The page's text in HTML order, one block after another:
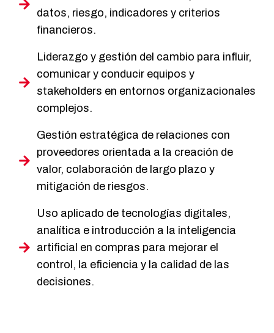
datos, riesgo, indicadores y criterios
financieros.
Liderazgo y gestión del cambio para influir,
comunicar y conducir equipos y
stakeholders en entornos organizacionales
complejos.
Gestión estratégica de relaciones con
proveedores orientada a la creación de
valor, colaboración de largo plazo y
mitigación de riesgos.
Uso aplicado de tecnologías digitales,
analítica e introducción a la inteligencia
artificial en compras para mejorar el
control, la eficiencia y la calidad de las
decisiones.